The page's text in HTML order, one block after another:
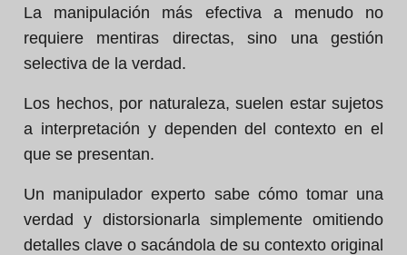
La manipulación más efectiva a menudo no
requiere mentiras directas, sino una gestión
selectiva de la verdad.
Los hechos, por naturaleza, suelen estar sujetos
a interpretación y dependen del contexto en el
que se presentan.
Un manipulador experto sabe cómo tomar una
verdad y distorsionarla simplemente omitiendo
detalles clave o sacándola de su contexto original